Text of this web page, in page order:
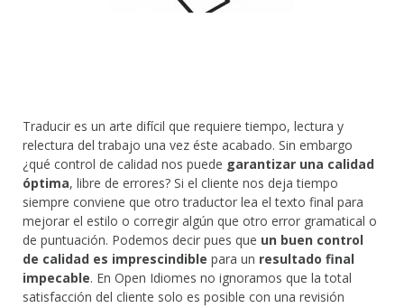
Traducir es un arte difícil que requiere tiempo, lectura y
relectura del trabajo una vez éste acabado. Sin embargo
¿qué control de calidad nos puede garantizar una calidad
óptima, libre de errores? Si el cliente nos deja tiempo
siempre conviene que otro traductor lea el texto final para
mejorar el estilo o corregir algún que otro error gramatical o
de puntuación. Podemos decir pues que un buen control
de calidad es imprescindible para un resultado final
impecable. En Open Idiomes no ignoramos que la total
satisfacción del cliente solo es posible con una revisión